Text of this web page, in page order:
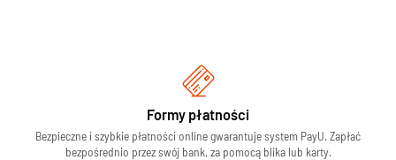
Formy płatności
Bezpieczne i szybkie płatności online gwarantuje system PayU. Zapłać
bezpośrednio przez swój bank, za pomocą blika lub karty.